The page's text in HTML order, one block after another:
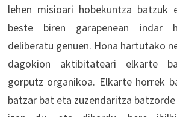
lehen misioari hobekuntza batzuk
beste biren garapenean indar
deliberatu genuen. Hona hartutako
dagokion aktibitateari elkarte
gorputz organikoa. Elkarte horrek
batzar bat eta zuzendaritza